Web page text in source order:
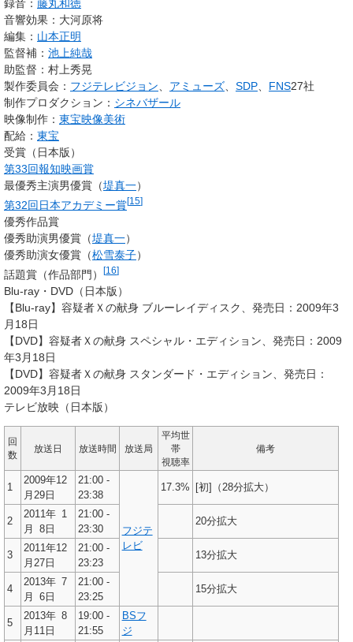
録音： 藤丸和徳
音響効果：大河原将
編集： 山本正明
監督補： 池上純哉
助監督：村上秀晃
製作委員会： フジテレビジョン、 アミューズ、 SDP、 FNS27社
制作プロダクション： シネバザール
映像制作： 東宝映像美術
配給： 東宝
受賞（日本版）
第33回報知映画賞
最優秀主演男優賞（堤真一）
第32回日本アカデミー賞[15]
優秀作品賞
優秀助演男優賞（堤真一）
優秀助演女優賞（松雪泰子）
話題賞（作品部門）
[16]
Blu-ray・DVD（日本版）
【Blu-ray】容疑者Ｘの献身 ブルーレイディスク、発売日：2009年3
月18日
【DVD】容疑者Ｘの献身 スペシャル・エディション、発売日：2009
年3月18日
【DVD】容疑者Ｘの献身 スタンダード・エディション、発売日：
2009年3月18日
テレビ放映（日本版）
回
数
放送日 放送時間 放送局
平均世
帯
視聴率
備考
1
2009年12
月29日
21:00 -
23:38
フジテ
レビ
17.3% [初]（28分拡大）
2
2011年 1
月
8日
21:00 -
23:30
20分拡大
3
2011年12
月27日
21:00 -
23:23
13分拡大
4
2013年 7
月
6日
21:00 -
23:25
15分拡大
5
2013年 8
月11日
19:00 -
21:55
BSフ
ジ